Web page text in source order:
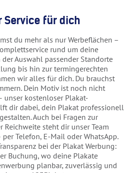
Service für dich
du mehr als nur Werbeflächen –
rund um deine
Auswahl passender Standorte
bis hin zur termingerechten
wir alles für dich. Du brauchst
Dein Motiv ist noch nicht
unser kostenloser Plakat-
dir dabei, dein Plakat professionell
Auch bei Fragen zur
Reichweite steht dir unser Team
Telefon, E-Mail oder WhatsApp.
bei der Plakat Werbung:
Buchung, wo deine Plakate
planbar, zuverlässig und